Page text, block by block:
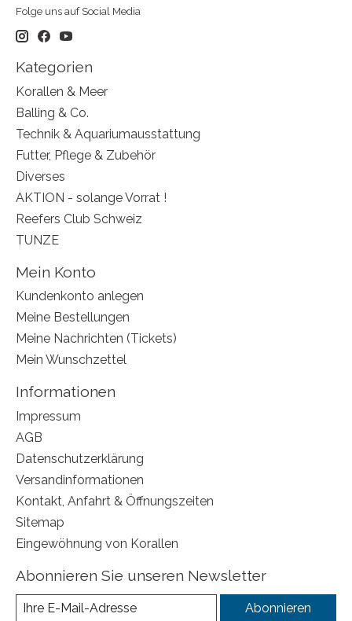
Folge uns auf Social Media
Kategorien
Korallen & Meer
Balling & Co.
Technik & Aquariumausstattung
Futter, Pflege & Zubehör
Diverses
AKTION - solange Vorrat !
Reefers Club Schweiz
TUNZE
Mein Konto
Kundenkonto anlegen
Meine Bestellungen
Meine Nachrichten (Tickets)
Mein Wunschzettel
Informationen
Impressum
AGB
Datenschutzerklärung
Versandinformationen
Kontakt, Anfahrt & Öffnungszeiten
Sitemap
Eingewöhnung von Korallen
Abonnieren Sie unseren Newsletter
Abonnieren